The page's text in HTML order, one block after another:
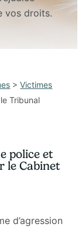
vos droits.
>Victimes
Tribunal
police et
le Cabinet
d’agression